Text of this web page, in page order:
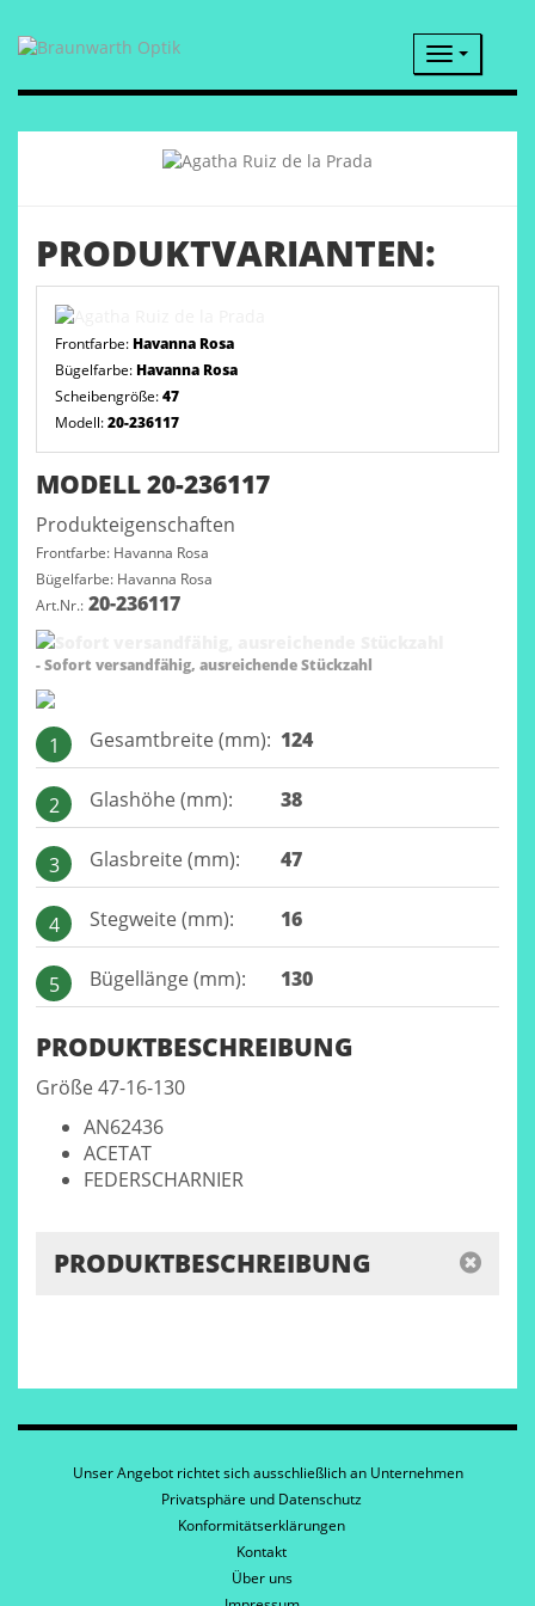
PRODUKTVARIANTEN:
Frontfarbe: Havanna Rosa
Bügelfarbe: Havanna Rosa
Scheibengröße:47
Modell:20-236117
MODELL 20-236117
Produkteigenschaften
Frontfarbe: Havanna Rosa
Bügelfarbe: Havanna Rosa
Art.Nr.: 20-236117
- Sofort versandfähig, ausreichende Stückzahl
1 Gesamtbreite (mm): 124
2 Glashöhe (mm): 38
3 Glasbreite (mm): 47
4 Stegweite (mm): 16
5 Bügellänge (mm): 130
PRODUKTBESCHREIBUNG
Größe 47-16-130
AN62436
ACETAT
FEDERSCHARNIER
PRODUKTBESCHREIBUNG
Unser Angebot richtet sich ausschließlich an Unternehmen
Privatsphäre und Datenschutz
Konformitätserklärungen
Kontakt
Über uns